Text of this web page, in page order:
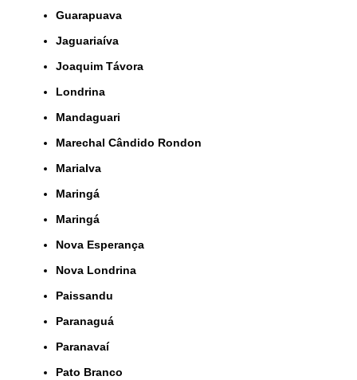
Guarapuava
Jaguariaíva
Joaquim Távora
Londrina
Mandaguari
Marechal Cândido Rondon
Marialva
Maringá
Maringá
Nova Esperança
Nova Londrina
Paissandu
Paranaguá
Paranavaí
Pato Branco